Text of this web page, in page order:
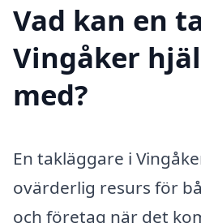
Vad kan en
Vingåker
med?
En takläggare i
ovärderlig resurs för
och företag när det